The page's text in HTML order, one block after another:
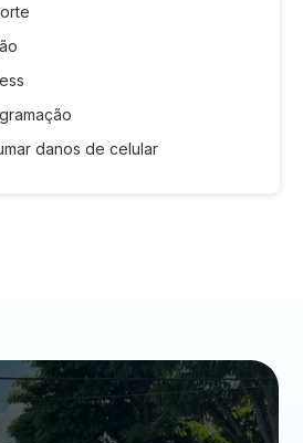
danos de celular